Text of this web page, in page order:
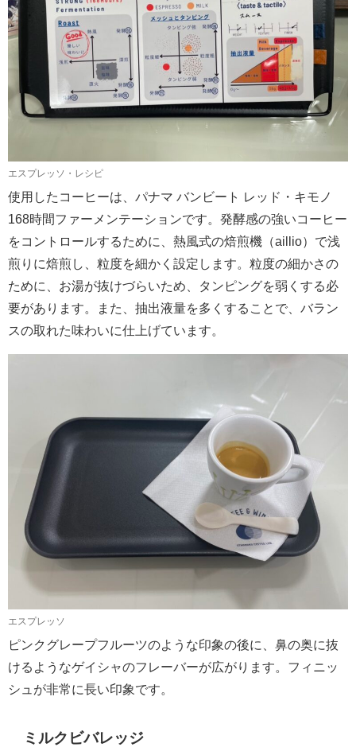
エスプレッソ・レシピ
使用したコーヒーは、パナマ バンビート レッド・キモノ
168時間ファーメンテーションです。発酵感の強いコーヒー
をコントロールするために、熱風式の焙煎機（aillio）で浅
煎りに焙煎し、粒度を細かく設定します。粒度の細かさの
ために、お湯が抜けづらいため、タンピングを弱くする必
要があります。また、抽出液量を多くすることで、バラン
スの取れた味わいに仕上げています。
エスプレッソ
ピンクグレープフルーツのような印象の後に、鼻の奥に抜
けるようなゲイシャのフレーバーが広がります。フィニッ
シュが非常に長い印象です。
ミルクビバレッジ